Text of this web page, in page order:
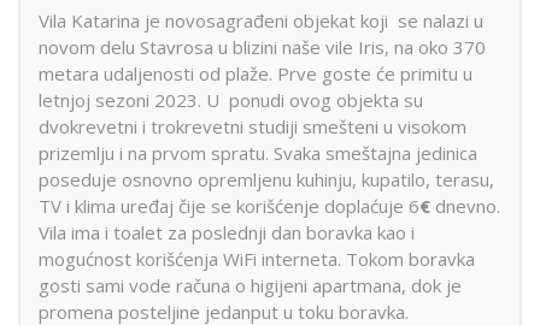
Vila Katarina je novosagrađeni objekat koji se nalazi u
novom delu Stavrosa u blizini naše vile Iris, na oko 370
metara udaljenosti od plaže. Prve goste će primitu u
letnjoj sezoni 2023. U ponudi ovog objekta su
dvokrevetni i trokrevetni studiji smešteni u visokom
prizemlju i na prvom spratu. Svaka smeštajna jedinica
poseduje osnovno opremljenu kuhinju, kupatilo, terasu,
TV i klima uređaj čije se korišćenje doplaćuje 6€ dnevno.
Vila ima i toalet za poslednji dan boravka kao i
mogućnost korišćenja WiFi interneta. Tokom boravka
gosti sami vode računa o higijeni apartmana, dok je
promena posteljine jedanput u toku boravka.